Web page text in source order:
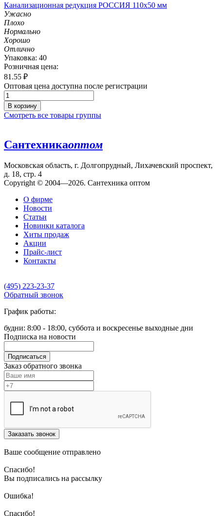
Канализационная редукция РОССИЯ 110х50 мм
Ужасно
Плохо
Нормально
Хорошо
Отлично
Упаковка: 40
Розничная цена:
81.55 ₽
Оптовая цена доступна после регистрации
В корзину
Смотреть все товары группы
Сантехникаоптом
Московская область, г. Долгопрудный, Лихачевский проспект,
д. 18, стр. 4
Copyright © 2004—2026. Сантехника оптом
О фирме
Новости
Статьи
Новинки каталога
Хиты продаж
Акции
Прайс-лист
Контакты
(495) 223-23-37
Обратный звонок
График работы:
будни: 8:00 - 18:00, суббота и воскресенье выходные дни
Подписка на новости
Подписаться
Заказ обратного звонка
Заказать звонок
Ваше сообщение отправлено
Спасибо!
Вы подписались на рассылку
Ошибка!
Спасибо!